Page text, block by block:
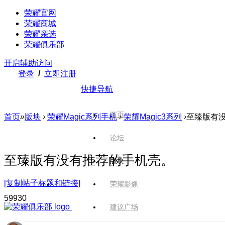
荣耀官网
荣耀商城
荣耀亲选
荣耀俱乐部
开启辅助访问
登录 / 立即注册
快捷导航
首页
论坛
版块
荣耀影像
建议广场
首页»版块 › 荣耀Magic系列手机 › 荣耀Magic3系列 ›至臻版有
至臻版有没有推荐的手机壳。
[复制帖子标题和链接]
59930